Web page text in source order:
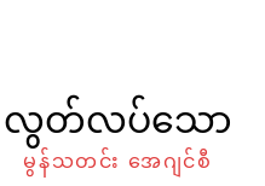
လွတ်လပ်သော
မွန်သတင်း အေဂျင်စီ